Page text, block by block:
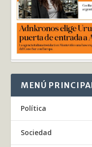
MENÚ
Política
Sociedad